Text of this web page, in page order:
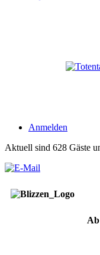
Anmelden
Aktuell sind 628 Gäste